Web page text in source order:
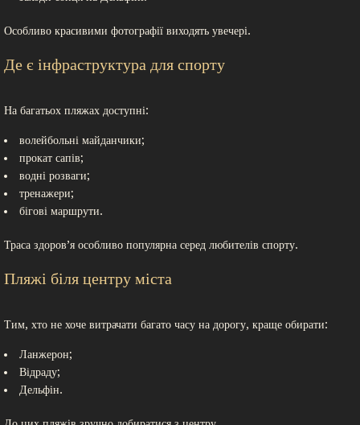
Особливо красивими фотографії виходять увечері.
Де є інфраструктура для спорту
На багатьох пляжах доступні:
волейбольні майданчики;
прокат сапів;
водні розваги;
тренажери;
бігові маршрути.
Траса здоров’я особливо популярна серед любителів спорту.
Пляжі біля центру міста
Тим, хто не хоче витрачати багато часу на дорогу, краще обирати:
Ланжерон;
Відраду;
Дельфін.